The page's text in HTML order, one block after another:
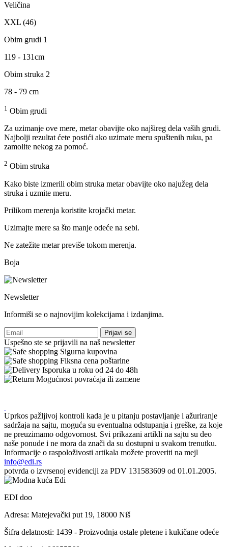
Veličina
XXL (46)
Obim grudi 1
119 - 131cm
Obim struka 2
78 - 79 cm
1 Obim grudi
Za uzimanje ove mere, metar obavijte oko najšireg dela vaših grudi.
Najbolji rezultat ćete postići ako uzimate meru spuštenih ruku, pa
zamolite nekog za pomoć.
2 Obim struka
Kako biste izmerili obim struka metar obavijte oko najužeg dela
struka i uzmite meru.
Prilikom merenja koristite krojački metar.
Uzimajte mere sa što manje odeće na sebi.
Ne zatežite metar previše tokom merenja.
Boja
Newsletter
Informiši se o najnovijim kolekcijama i izdanjima.
Prijavi se
Uspešno ste se prijavili na naš newsletter
Sigurna kupovina
Fiksna cena poštarine
Isporuka u roku od 24 do 48h
Mogućnost povraćaja ili zamene
Uprkos pažljivoj kontroli kada je u pitanju postavljanje i ažuriranje
sadržaja na sajtu, moguća su eventualna odstupanja i greške, za koje
ne preuzimamo odgovornost. Svi prikazani artikli na sajtu su deo
naše ponude i ne mora da znači da su dostupni u svakom trenutku.
Informacije o raspoloživosti artikala možete proveriti na mejl
info@edi.rs
potvrda o izvrsenoj evidenciji za PDV 131583609 od 01.01.2005.
EDI doo
Adresa: Matejevački put 19, 18000 Niš
Šifra delatnosti: 1439 - Proizvodnja ostale pletene i kukičane odeće